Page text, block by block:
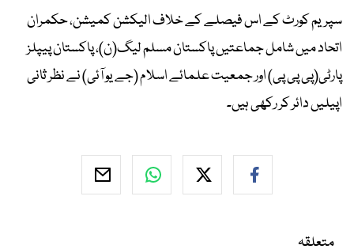
سپریم کورٹ کے اس فیصلے کے خلاف الیکشن کمیشن، حکمران
اتحاد میں شامل جماعتیں پاکستان مسلم لیگ(ن)، پاکستان پیپلز
پارٹی(پی پی پی) اور جمعیت علمائے اسلام (جے یو آئی) نے نظر ثانی
اپیلیں دائر کر رکھی ہیں۔
متعلقہ